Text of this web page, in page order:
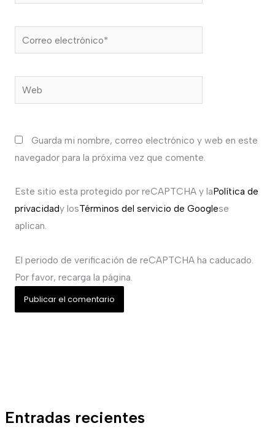
Entradas recientes
Correo
electrónico*
Web
Guarda mi nombre, correo electrónico y web en este
navegador para la próxima vez que comente.
Este sitio esta protegido por reCAPTCHA y laPolítica de
privacidady losTérminos del servicio de Googlese
aplican.
El periodo de verificación de reCAPTCHA ha caducado.
Por favor, recarga la página.